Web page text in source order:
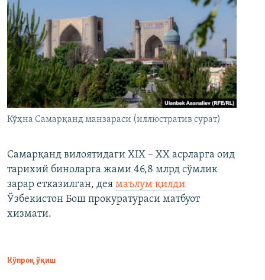
Кўҳна Самарқанд манзараси (иллюстратив сурат)
Самарқанд вилоятидаги XIX – XX асрларга оид
тарихий биноларга жами 46,8 млрд сўмлик
зарар етказилган, дея маълум қилди
Ўзбекистон Бош прокуратураси матбуот
хизмати.
Кўпроқ ўқиш